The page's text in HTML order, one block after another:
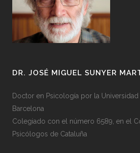
DR. JOSÉ MIGUEL SUNYER
Doctor en Psicología por la
Barcelona
Colegiado con el número 6589, en el
Psicólogos de Cataluña